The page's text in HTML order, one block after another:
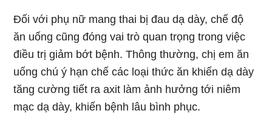
Đối với phụ nữ mang thai bị đau dạ dày, chế độ
ăn uống cũng đóng vai trò quan trọng trong việc
điều trị giảm bớt bệnh. Thông thường, chị em ăn
uống chú ý hạn chế các loại thức ăn khiến dạ dày
tăng cường tiết ra axit làm ảnh hưởng tới niêm
mạc dạ dày, khiến bệnh lâu bình phục.